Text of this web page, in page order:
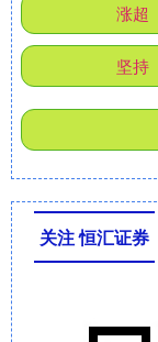
涨超
坚持
关注 恒汇证券